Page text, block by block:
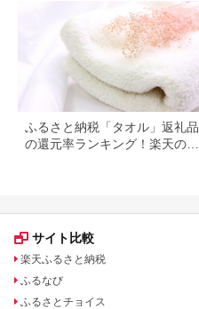
ふるさと納税「タオル」返礼品
の還元率ランキング！楽天のお
サイト比較
楽天ふるさと納税
ふるなび
ふるさとチョイス